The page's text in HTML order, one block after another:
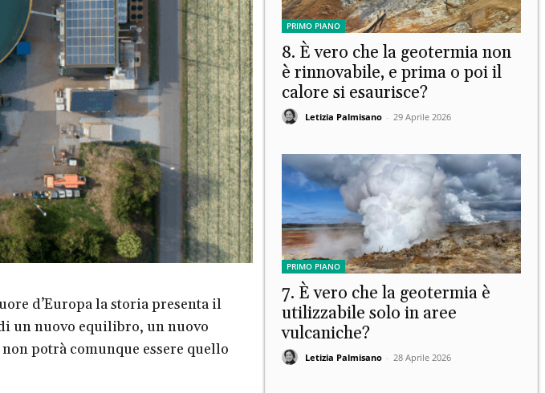
d’Europa la storia presenta il
un nuovo equilibro, un nuovo
potrà comunque essere quello
PRIMO PIANO
8. È vero che la geotermia non
è rinnovabile, e prima o poi il
calore si esaurisce?
Letizia Palmisano - 29 Aprile 2026
PRIMO PIANO
7. È vero che la geotermia è
utilizzabile solo in aree
vulcaniche?
Letizia Palmisano - 28 Aprile 2026